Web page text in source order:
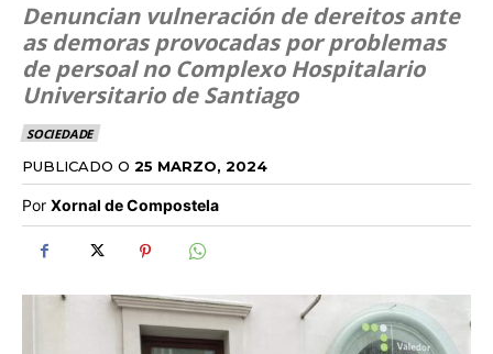
Denuncian vulneración de dereitos ante
as demoras provocadas por problemas
de persoal no Complexo Hospitalario
Universitario de Santiago
SOCIEDADE
PUBLICADO O 25 MARZO, 2024
Por Xornal de Compostela